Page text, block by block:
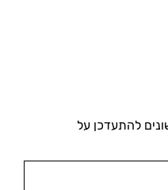
להתעדכן על